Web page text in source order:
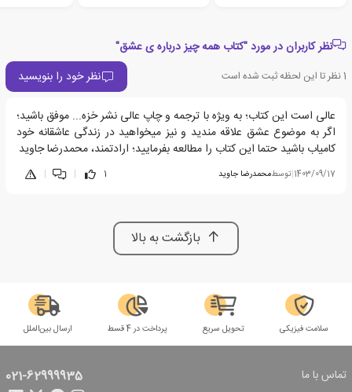
نظر کاربران در مورد "کتاب همه چیز درباره ی عشق"
1نظر تا این لحظه ثبت شده است نظر خود را بنویسید
عالی است این کتاب؛ به ویژه با ترجمه و چاپ عالی نشر خزه... موفق باشید؛
اگر به موضوع عشق علاقه مندید و نیز میخواهید در زندگی عاشقانه خود
کامیاب باشید حتما این کتاب را مطالعه بفرمایید؛ ارادتمند، محمدرضا جاوید
1403/09/17 توسطمحمدرضا جاوید 1
بازگشت به بالا
سلامت فیزیکی تحویل سریع پرداخت در 4 قسط ارسال بین‌الملل
تماس با ما 021-62999935